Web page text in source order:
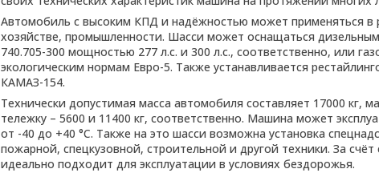
Автомобиль с высоким КПД и надёжностью может применяться в
хозяйстве, промышленности. Шасси может оснащаться
740.705-300 мощностью 277 л.с. и 300 л.с., соответственно, или
экологическим нормам Евро-5. Также устанавливается
КАМАЗ-154.
Технически допустимая масса автомобиля составляет 17000 кг,
тележку – 5600 и 11400 кг, соответственно. Машина может
от -40 до +40 °С. Также на это шасси возможна установка
пожарной, спецкузовной, строительной и другой техники. За
идеально подходит для эксплуатации в условиях бездорожья.